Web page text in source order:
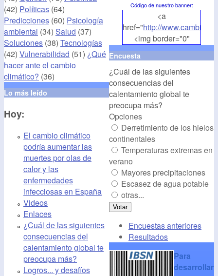
(42) Políticas (64)
Predicciones (60) Psicología
ambiental (34) Salud (37)
Soluciones (38) Tecnologías
(42) Vulnerabilidad (51) ¿Qué
hacer ante el cambio
climático? (36)
Lo más leído
Hoy:
El cambio climático
podría aumentar las
muertes por olas de
calor y las
enfermedades
infecciosas en España
Videos
Enlaces
¿Cuál de las siguientes
consecuencias del
calentamiento global te
preocupa más?
Logros... y desafíos
Código de nuestro banner:
<a
href="http://
<img border="0"
align="middle"
src="http://
alt="CambioClimatico.org"
/></a>
Encuesta
¿Cuál de las siguientes
consecuencias del
calentamiento global te
preocupa más?
Opciones
Derretimiento de los hielos
continentales
Temperaturas extremas en
verano
Mayores precipitaciones
Escasez de agua potable
otras...
Encuestas anteriores
Resultados
Para
desarrollar